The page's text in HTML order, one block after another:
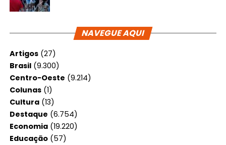
NAVEGUE AQUI
Artigos(27)
Brasil(9.300)
Centro-Oeste (9.214)
Colunas(1)
Cultura(13)
Destaque (6.754)
Economia(19.220)
Educação(57)